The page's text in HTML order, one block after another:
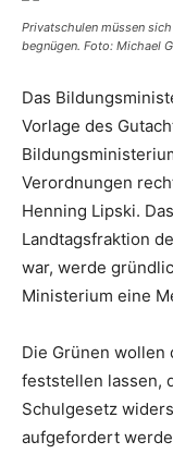
Privatschulen müssen
begnügen. Foto: Michael
Das
Vorlage des
Verordnungen
Henning Lipski.
Landtagsfraktion
war, werde
Ministerium eine
Die Grünen wollen
feststellen lassen,
Schulgesetz
aufgefordert